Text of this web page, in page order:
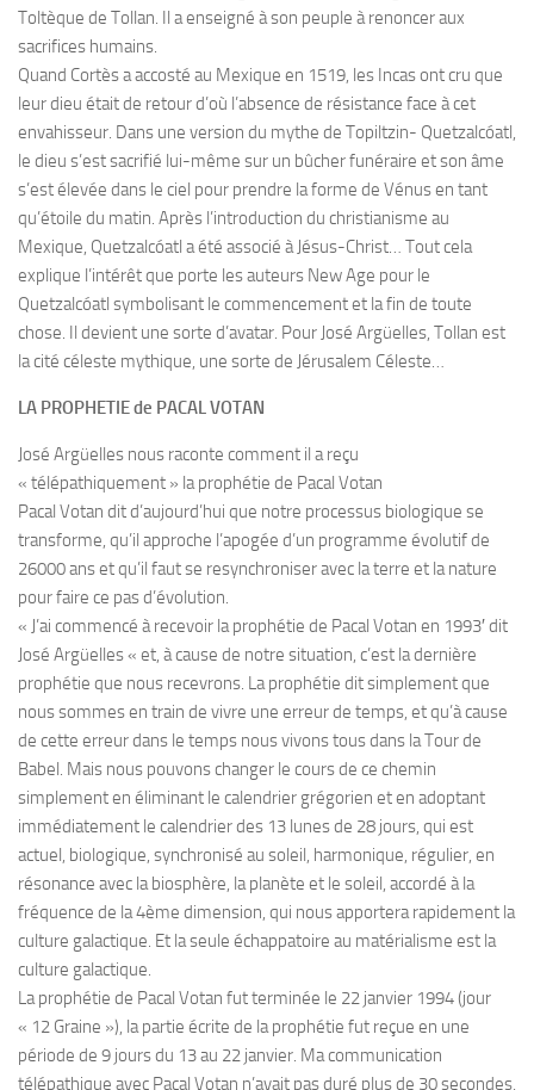
Toltèque de Tollan. Il a enseigné à son peuple à renoncer aux
sacrifices humains.
Quand Cortès a accosté au Mexique en 1519, les Incas ont cru que
leur dieu était de retour d’où l’absence de résistance face à cet
envahisseur. Dans une version du mythe de Topiltzin- Quetzalcóatl,
le dieu s’est sacrifié lui-même sur un bûcher funéraire et son âme
s’est élevée dans le ciel pour prendre la forme de Vénus en tant
qu’étoile du matin. Après l’introduction du christianisme au
Mexique, Quetzalcóatl a été associé à Jésus-Christ… Tout cela
explique l’intérêt que porte les auteurs New Age pour le
Quetzalcóatl symbolisant le commencement et la fin de toute
chose. Il devient une sorte d’avatar. Pour José Argüelles, Tollan est
la cité céleste mythique, une sorte de Jérusalem Céleste…
LA PROPHETIE de PACAL VOTAN
José Argüelles nous raconte comment il a reçu
« télépathiquement » la prophétie de Pacal Votan
Pacal Votan dit d’aujourd’hui que notre processus biologique se
transforme, qu’il approche l’apogée d’un programme évolutif de
26000 ans et qu’il faut se resynchroniser avec la terre et la nature
pour faire ce pas d’évolution.
« J’ai commencé à recevoir la prophétie de Pacal Votan en 1993′ dit
José Argüelles « et, à cause de notre situation, c’est la dernière
prophétie que nous recevrons. La prophétie dit simplement que
nous sommes en train de vivre une erreur de temps, et qu’à cause
de cette erreur dans le temps nous vivons tous dans la Tour de
Babel. Mais nous pouvons changer le cours de ce chemin
simplement en éliminant le calendrier grégorien et en adoptant
immédiatement le calendrier des 13 lunes de 28 jours, qui est
actuel, biologique, synchronisé au soleil, harmonique, régulier, en
résonance avec la biosphère, la planète et le soleil, accordé à la
fréquence de la 4ème dimension, qui nous apportera rapidement la
culture galactique. Et la seule échappatoire au matérialisme est la
culture galactique.
La prophétie de Pacal Votan fut terminée le 22 janvier 1994 (jour
« 12 Graine »), la partie écrite de la prophétie fut reçue en une
période de 9 jours du 13 au 22 janvier. Ma communication
télépathique avec Pacal Votan n’avait pas duré plus de 30 secondes,